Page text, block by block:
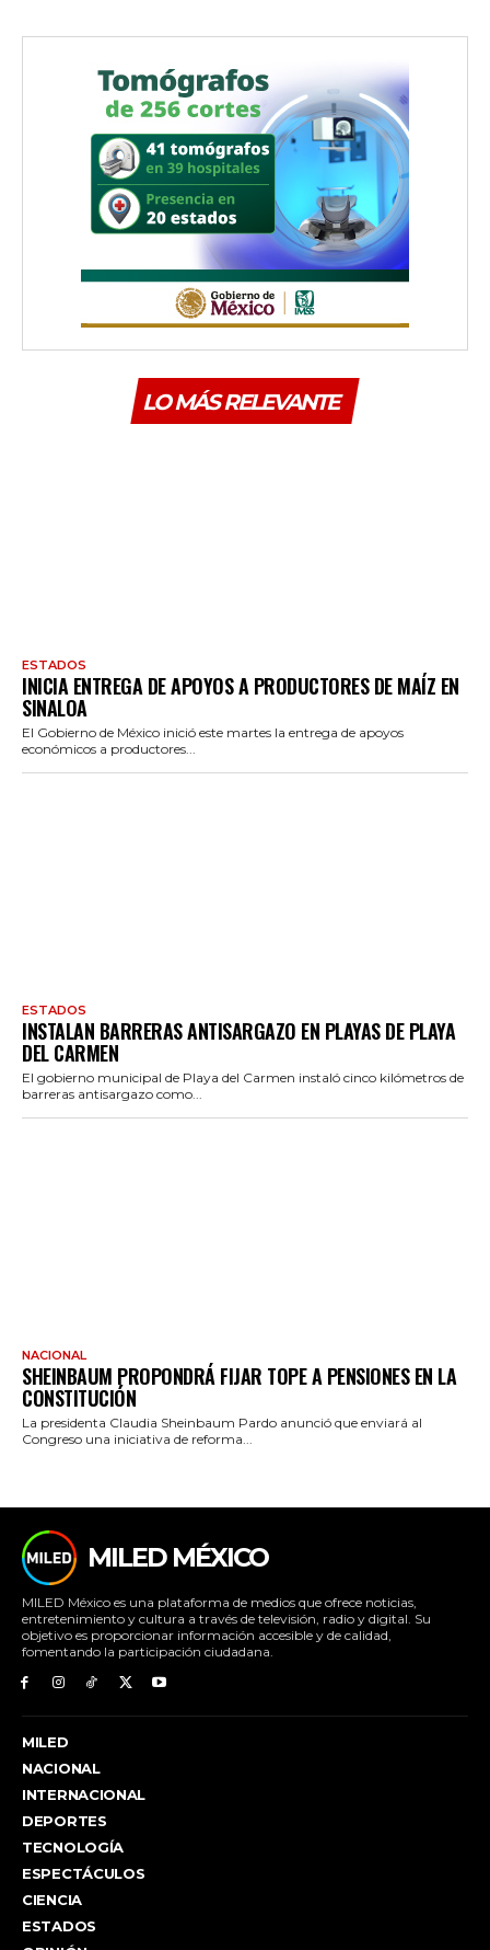
LO MÁS RELEVANTE
ESTADOS
INICIA ENTREGA DE APOYOS A PRODUCTORES DE MAÍZ EN
SINALOA
El Gobierno de México inició este martes la entrega de apoyos
económicos a productores...
ESTADOS
INSTALAN BARRERAS ANTISARGAZO EN PLAYAS DE PLAYA
DEL CARMEN
El gobierno municipal de Playa del Carmen instaló cinco kilómetros de
barreras antisargazo como...
NACIONAL
SHEINBAUM PROPONDRÁ FIJAR TOPE A PENSIONES EN LA
CONSTITUCIÓN
La presidenta Claudia Sheinbaum Pardo anunció que enviará al
Congreso una iniciativa de reforma...
MILED MÉXICO
MILED México es una plataforma de medios que ofrece noticias,
entretenimiento y cultura a través de televisión, radio y digital. Su
objetivo es proporcionar información accesible y de calidad,
fomentando la participación ciudadana.
MILED
NACIONAL
INTERNACIONAL
DEPORTES
TECNOLOGÍA
ESPECTÁCULOS
CIENCIA
ESTADOS